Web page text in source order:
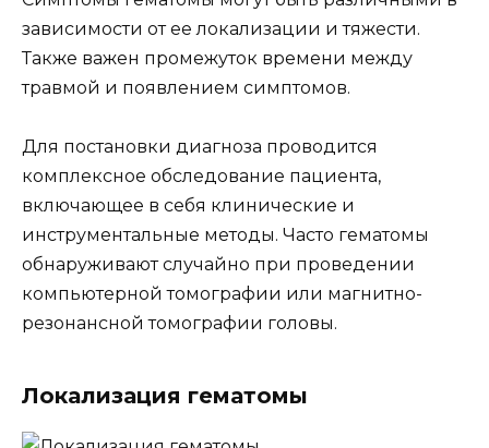
зависимости от ее локализации и тяжести.
Также важен промежуток времени между
травмой и появлением симптомов.
Для постановки диагноза проводится
комплексное обследование пациента,
включающее в себя клинические и
инструментальные методы. Часто гематомы
обнаруживают случайно при проведении
компьютерной томографии или магнитно-
резонансной томографии головы.
Локализация гематомы